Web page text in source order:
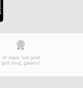
30 dagen 'niet goed
geld terug' garantie!